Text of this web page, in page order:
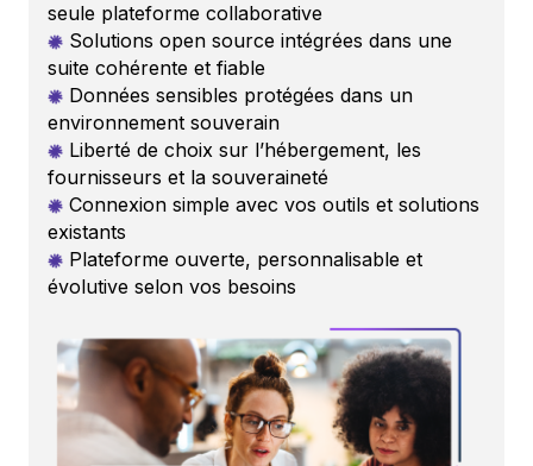
seule plateforme collaborative
Solutions open source intégrées dans une
suite cohérente et fiable
Données sensibles protégées dans un
environnement souverain
Liberté de choix sur l’hébergement, les
fournisseurs et la souveraineté
Connexion simple avec vos outils et solutions
existants
Plateforme ouverte, personnalisable et
évolutive selon vos besoins